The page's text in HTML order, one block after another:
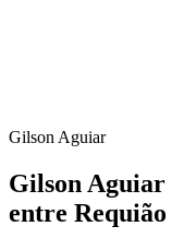
Gilson Aguiar
Gilson Aguiar
entre